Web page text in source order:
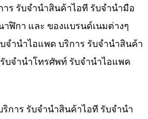
ร รับจำนำสินค้าไอที รับจำนำมือ
ฬิกา และ ของแบรนด์เนมต่างๆ
จำนำไอแพด บริการ รับจำนำสินค้า
บจำนำโทรศัพท์ รับจำนำไอแพค
การ รับจำนำสินค้าไอที รับจำนำ